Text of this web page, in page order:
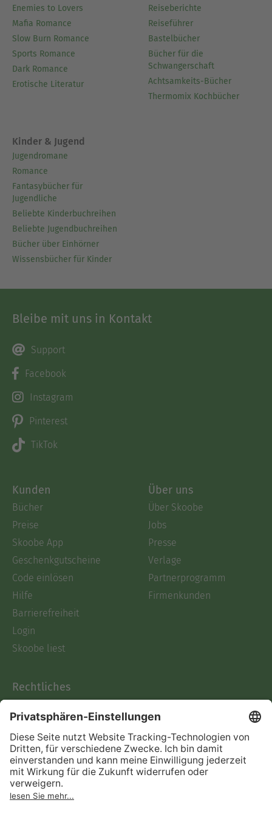
Enemies to Lovers
Mafia Romance
Slow Burn Romance
Sports Romance
Dark Romance
Erotische Literatur
Reiseberichte
Reiseführer
Bastelbücher
Bücher für die
Schwangerschaft
Achtsamkeits-Bücher
Thermomix Kochbücher
Kinder & Jugend
Jugendromane
Romance
Fantasybücher für
Jugendliche
Beliebte Kinderbuchreihen
Beliebte Jugendbuchreihen
Bücher über Einhörner
Wissensbücher für Kinder
Bleibe mit uns in Kontakt
Support
Facebook
Instagram
Pinterest
TikTok
Kunden
Bücher
Preise
Skoobe App
Geschenkgutscheine
Code einlösen
Hilfe
Barrierefreiheit
Login
Skoobe liest
Über uns
Über Skoobe
Jobs
Presse
Verlage
Partnerprogramm
Firmenkunden
Rechtliches
AGB
Informationen nach Data
Act
Verträge hier kündigen
Impressum